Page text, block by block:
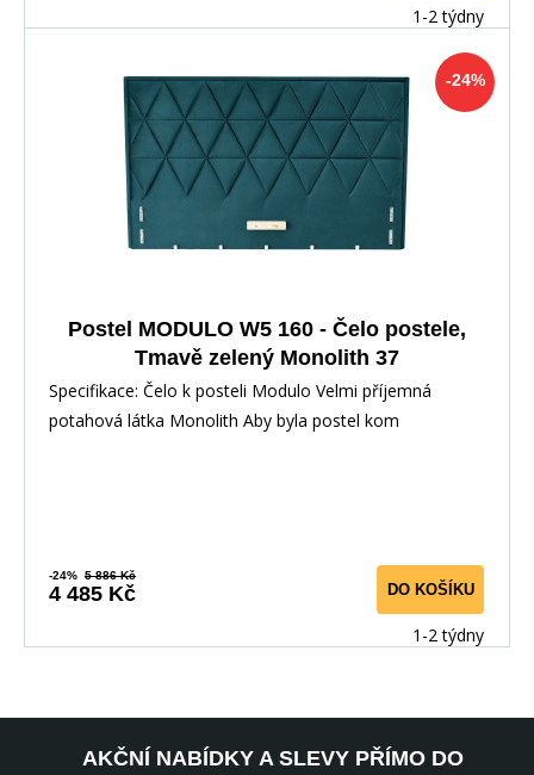
1-2 týdny
-24%
Postel MODULO W5 160 - Čelo postele,
Tmavě zelený Monolith 37
Specifikace: Čelo k posteli Modulo Velmi příjemná
potahová látka Monolith Aby byla postel kom
-24% 5 886 Kč
4 485 Kč DO KOŠÍKU
1-2 týdny
AKČNÍ NABÍDKY A SLEVY PŘÍMO DO